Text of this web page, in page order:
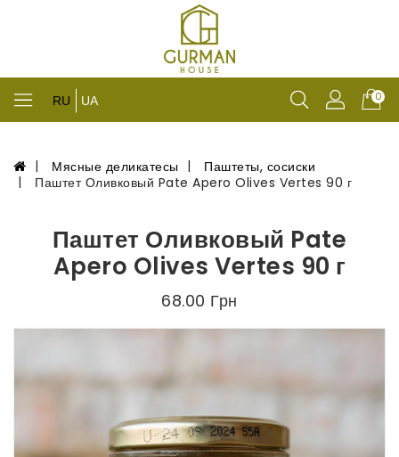
RU UA 0
Мясные деликатесы
Паштеты, сосиски
Паштет Оливковый Pate Apero Olives Vertes 90 г
Паштет Оливковый Pate
Apero Olives Vertes 90 г
68.00 Грн